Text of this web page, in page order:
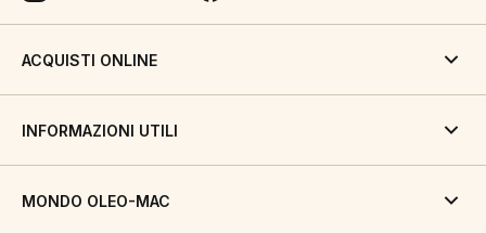
ACQUISTI ONLINE
INFORMAZIONI UTILI
MONDO OLEO-MAC